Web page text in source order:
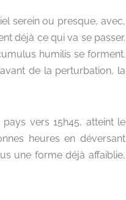
serein ou presque, avec,
déjà ce qui va se passer.
humilis se forment.
de la perturbation, la
vers 15h45, atteint le
heures en déversant
une forme déjà affaiblie,